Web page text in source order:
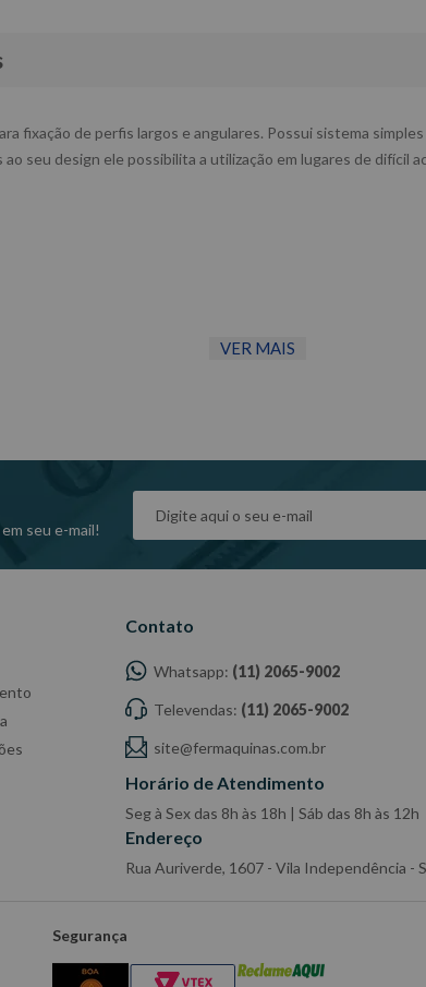
fixação de perfis largos e angulares. Possui sistema
seu design ele possibilita a utilização em lugares de difícil
do Fabricante/ Fornecedor.
VER MAIS
seu e-mail!
Contato
Whatsapp: (11) 2065-9002
Televendas: (11) 2065-9002
site@fermaquinas.com.br
Horário de Atendimento
Seg à Sex das 8h às 18h | Sáb das 8h às 12h
Endereço
Rua Auriverde, 1607 - Vila Independência -
Segurança